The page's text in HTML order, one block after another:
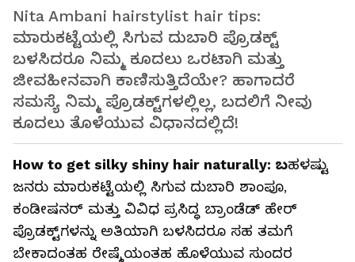
Nita Ambani hairstylist hair tips:
ಮಾರುಕಟ್ಟೆಯಲ್ಲಿ ಸಿಗುವ ದುಬಾರಿ ಪ್ರೊಡಕ್ಟ್‌
ಬಳಸಿದರೂ ನಿಮ್ಮ ಕೂದಲು ಒರಟಾಗಿ ಮತ್ತು
ಜೀವಹೀನವಾಗಿ ಕಾಣಿಸುತ್ತಿದೆಯೇ? ಹಾಗಾದರೆ
ಸಮಸ್ಯೆ ನಿಮ್ಮ ಪ್ರೊಡಕ್ಟ್‌ಗಳಲ್ಲಿಲ್ಲ, ಬದಲಿಗೆ ನೀವು
ಕೂದಲು ತೊಳೆಯುವ ವಿಧಾನದಲ್ಲಿದೆ!
How to get silky shiny hair naturally: ಬಹಳಷ್ಟು
ಜನರು ಮಾರುಕಟ್ಟೆಯಲ್ಲಿ ಸಿಗುವ ದುಬಾರಿ ಶಾಂಪೂ,
ಕಂಡೀಷನರ್ ಮತ್ತು ವಿವಿಧ ಪ್ರಸಿದ್ಧ ಬ್ರಾಂಡೆಡ್ ಹೇರ್
ಪ್ರೊಡಕ್ಟ್‌ಗಳನ್ನು ಅತಿಯಾಗಿ ಬಳಸಿದರೂ ಸಹ ತಮಗೆ
ಬೇಕಾದಂತಹ ರೇಷ್ಮೆಯಂತಹ ಹೊಳೆಯುವ ಸುಂದರ